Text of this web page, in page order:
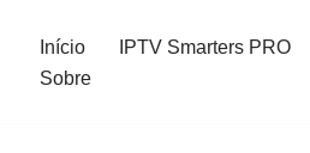
Início IPTV Smarters PRO
Sobre